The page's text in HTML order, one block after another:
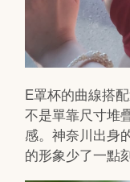
E罩杯的曲線搭
不是單靠尺寸堆
感。神奈川出身
的形象少了一點